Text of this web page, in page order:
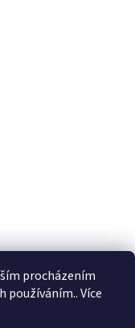
procházením
používáním.. Více